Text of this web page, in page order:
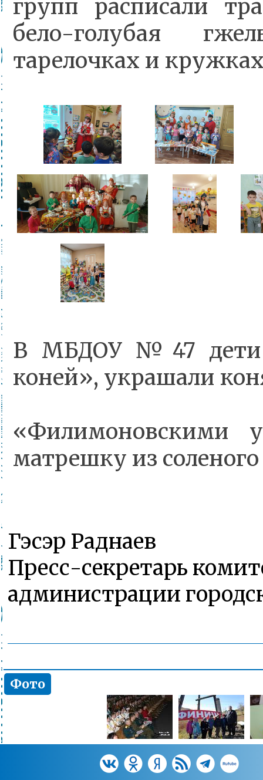
групп расписали
бело-голубая
тарелочках и
В МБДОУ №47 дети
коней», украшали
«Филимоновскими
матрешку из соленого
Гэсэр Раднаев
Пресс-секретарь
администрации
Фото